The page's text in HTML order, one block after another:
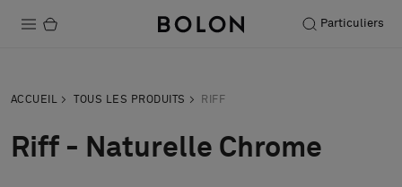
Particuliers
Durabilité
ACCUEIL TOUS LES PRODUITS RIFF
Riff - Naturelle Chrome